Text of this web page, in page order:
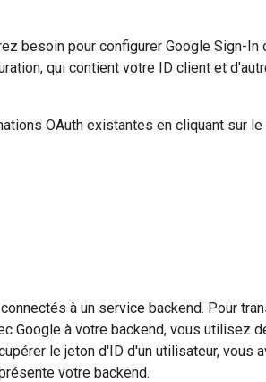
besoin pour configurer Google Sign-In
qui contient votre ID client et
OAuth existantes en cliquant sur
à un service backend. Pour
Google à votre backend, vous utilisez
le jeton d'ID d'un utilisateur, vous
votre backend.